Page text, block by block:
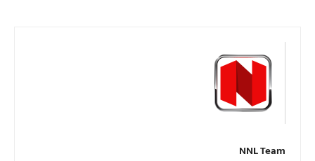
NNL Team